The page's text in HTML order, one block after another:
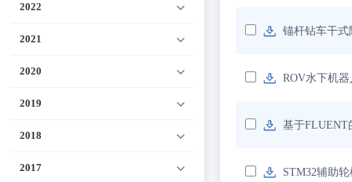
2022
2021
2020
2019
2018
2017
锚杆钻车干
ROV水下机
基于FLUENT
STM32辅助